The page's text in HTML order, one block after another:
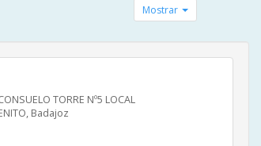
Mostrar
TORRE Nº5 LOCAL
, Badajoz